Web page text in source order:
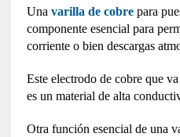
Una varilla de cobrepara
componente esencial para
corriente o bien descargas
Este electrodo de cobre que
es un material de alta
Otra función esencial de una